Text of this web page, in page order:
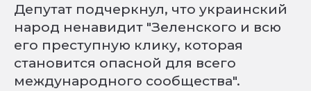
Депутат подчеркнул, что украинский
народ ненавидит "Зеленского и всю
его преступную клику, которая
становится опасной для всего
международного сообщества".